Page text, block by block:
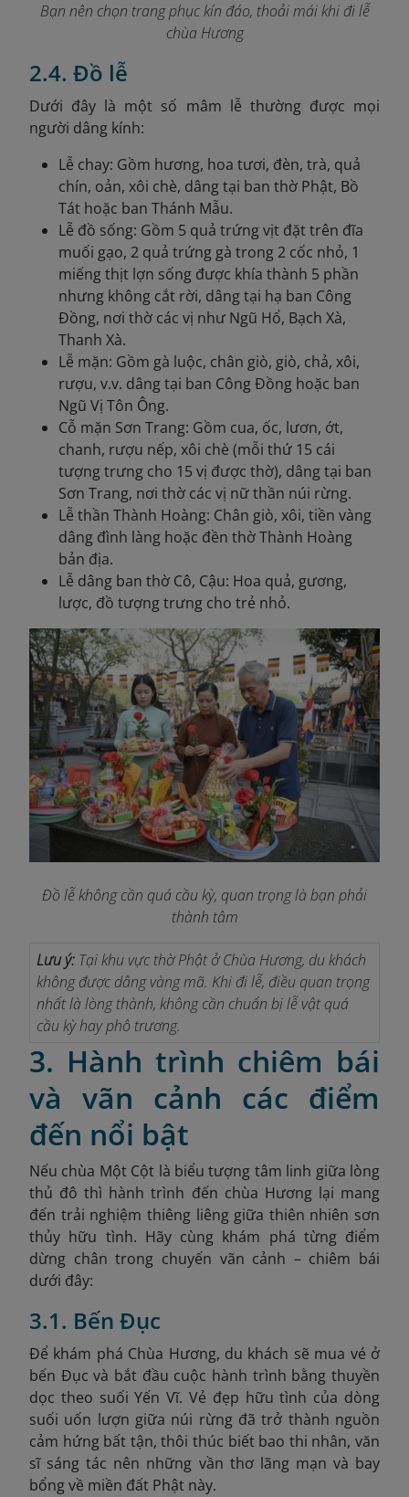
Bạn nên chọn trang phục kín đáo, thoải mái khi đi lễ
chùa Hương
2.4. Đồ lễ
Dưới đây là một số mâm lễ thường được mọi
người dâng kính:
Lễ chay: Gồm hương, hoa tươi, đèn, trà, quả
chín, oản, xôi chè, dâng tại ban thờ Phật, Bồ
Tát hoặc ban Thánh Mẫu.
Lễ đồ sống: Gồm 5 quả trứng vịt đặt trên đĩa
muối gạo, 2 quả trứng gà trong 2 cốc nhỏ, 1
miếng thịt lợn sống được khía thành 5 phần
nhưng không cắt rời, dâng tại hạ ban Công
Đồng, nơi thờ các vị như Ngũ Hổ, Bạch Xà,
Thanh Xà.
Lễ mặn: Gồm gà luộc, chân giò, giò, chả, xôi,
rượu, v.v. dâng tại ban Công Đồng hoặc ban
Ngũ Vị Tôn Ông.
Cỗ mặn Sơn Trang: Gồm cua, ốc, lươn, ớt,
chanh, rượu nếp, xôi chè (mỗi thứ 15 cái
tượng trưng cho 15 vị được thờ), dâng tại ban
Sơn Trang, nơi thờ các vị nữ thần núi rừng.
Lễ thần Thành Hoàng: Chân giò, xôi, tiền vàng
dâng đình làng hoặc đền thờ Thành Hoàng
bản địa.
Lễ dâng ban thờ Cô, Cậu: Hoa quả, gương,
lược, đồ tượng trưng cho trẻ nhỏ.
Đồ lễ không cần quá cầu kỳ, quan trọng là bạn phải
thành tâm
Lưu ý: Tại khu vực thờ Phật ở Chùa Hương, du khách
không được dâng vàng mã. Khi đi lễ, điều quan trọng
nhất là lòng thành, không cần chuẩn bị lễ vật quá
cầu kỳ hay phô trương.
3. Hành trình chiêm bái
và vãn cảnh các điểm
đến nổi bật
Nếu chùa Một Cột là biểu tượng tâm linh giữa lòng
thủ đô thì hành trình đến chùa Hương lại mang
đến trải nghiệm thiêng liêng giữa thiên nhiên sơn
thủy hữu tình. Hãy cùng khám phá từng điểm
dừng chân trong chuyến vãn cảnh – chiêm bái
dưới đây:
3.1. Bến Đục
Để khám phá Chùa Hương, du khách sẽ mua vé ở
bến Đục và bắt đầu cuộc hành trình bằng thuyền
dọc theo suối Yến Vĩ. Vẻ đẹp hữu tình của dòng
suối uốn lượn giữa núi rừng đã trở thành nguồn
cảm hứng bất tận, thôi thúc biết bao thi nhân, văn
sĩ sáng tác nên những vần thơ lãng mạn và bay
bổng về miền đất Phật này.